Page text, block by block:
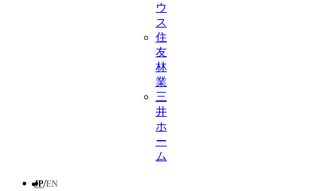
ウ
ス
住
友
林
業
三
井
ホ
ー
ム
JP/EN